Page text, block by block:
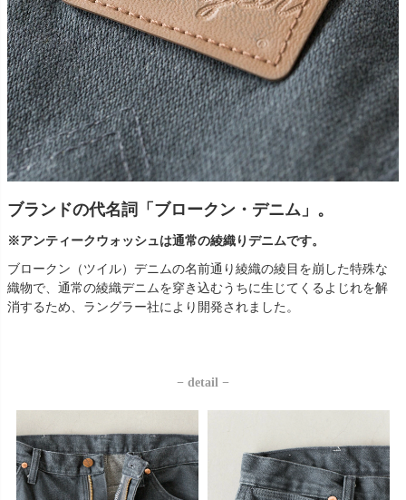
ブランドの代名詞「ブロークン・デニム」。
※アンティークウォッシュは通常の綾織りデニムです。
ブロークン（ツイル）デニムの名前通り綾織の綾目を崩した特殊な
織物で、通常の綾織デニムを穿き込むうちに生じてくるよじれを解
消するため、ラングラー社により開発されました。
− detail −